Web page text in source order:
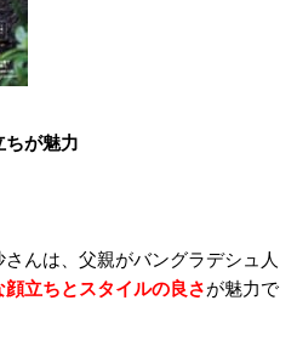
ちが魅力
んは、父親がバングラデシュ人
立ちとスタイルの良さが魅力で